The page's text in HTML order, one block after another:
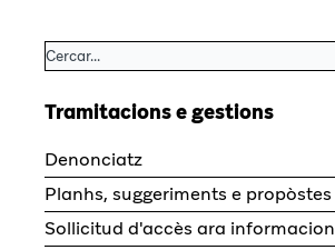
Tramitacions e gestions
Denonciatz
Planhs, suggeriments e propòstes
Sollicitud d'accès ara informacion